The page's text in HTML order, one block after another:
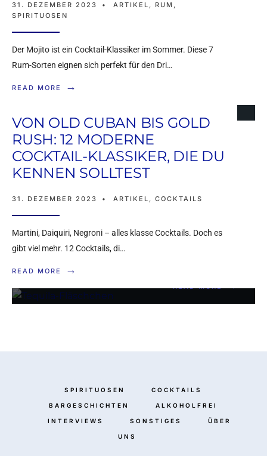
31. DEZEMBER 2023 • ARTIKEL , RUM ,
SPIRITUOSEN
Der Mojito ist ein Cocktail-Klassiker im Sommer. Diese 7
Rum-Sorten eignen sich perfekt für den Dri…
READ MORE →
VON OLD CUBAN BIS GOLD
RUSH: 12 MODERNE
COCKTAIL-KLASSIKER, DIE DU
KENNEN SOLLTEST
31. DEZEMBER 2023 • ARTIKEL , COCKTAILS
Martini, Daiquiri, Negroni – alles klasse Cocktails. Doch es
gibt viel mehr. 12 Cocktails, di…
READ MORE →
VOM KRÄUTERGARTEN
BIS ZUM
GAUMENSCHMEICHLER:
SECHS TEQUILAS IM
TEST
READ MORE →
SPIRITUOSEN COCKTAILS
BARGESCHICHTEN ALKOHOLFREI
INTERVIEWS SONSTIGES ÜBER
UNS